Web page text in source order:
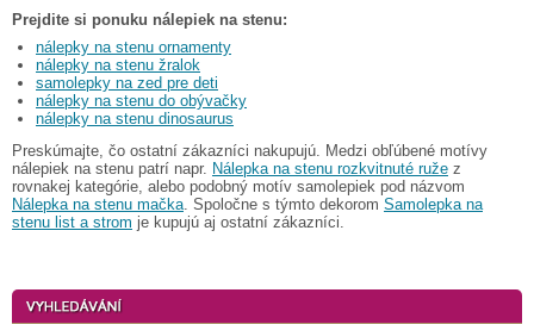
Prejdite si ponuku nálepiek na stenu:
nálepky na stenu ornamenty
nálepky na stenu žralok
samolepky na zed pre deti
nálepky na stenu do obývačky
nálepky na stenu dinosaurus
Preskúmajte, čo ostatní zákazníci nakupujú. Medzi obľúbené motívy
nálepiek na stenu patrí napr. Nálepka na stenu rozkvitnuté ruže z
rovnakej kategórie, alebo podobný motív samolepiek pod názvom
Nálepka na stenu mačka . Spoločne s týmto dekorom Samolepka na
stenu list a strom je kupujú aj ostatní zákazníci.